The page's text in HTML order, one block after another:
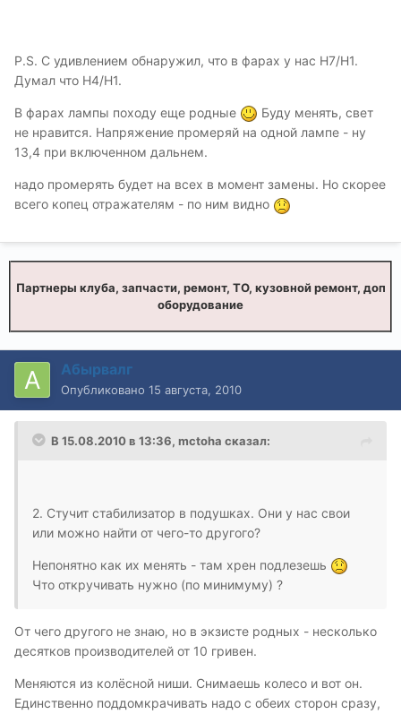
P.S. С удивлением обнаружил, что в фарах у нас H7/H1.
Думал что Н4/Н1.
В фарах лампы походу еще родные
Буду менять, свет
не нравится. Напряжение промеряй на одной лампе - ну
13,4 при включенном дальнем.
надо промерять будет на всех в момент замены. Но скорее
всего копец отражателям - по ним видно
Партнеры клуба, запчасти, ремонт, ТО, кузовной ремонт, доп
оборудование
Абырвалг
Опубликовано 15 августа, 2010
В 15.08.2010 в 13:36, mctoha сказал:
2. Стучит стабилизатор в подушках. Они у нас свои
или можно найти от чего-то другого?
Непонятно как их менять - там хрен подлезешь
Что откручивать нужно (по минимуму) ?
От чего другого не знаю, но в экзисте родных - несколько
десятков производителей от 10 гривен.
Меняются из колёсной ниши. Снимаешь колесо и вот он.
Единственно поддомкрачивать надо с обеих сторон сразу,